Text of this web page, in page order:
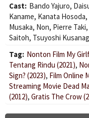
Cast: Bando Yajuro,
Kaname, Kanata Hosoda,
Musaka, Non, Pierre Taki,
Saitoh, Tsuyoshi
Tag: Nonton Film My
Tentang Rindu (2021),
Sign? (2023), Film Online
Streaming Movie Dead
(2012), Gratis The Crow